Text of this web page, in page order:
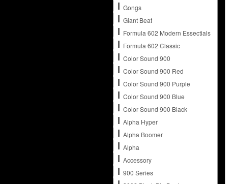
Gongs
Giant Beat
Formula 602 Modern Essectials
Formula 602 Classic
Color Sound 900
Color Sound 900 Red
Color Sound 900 Purple
Color Sound 900 Blue
Color Sound 900 Black
Alpha Hyper
Alpha Boomer
Alpha
Accessory
900 Series